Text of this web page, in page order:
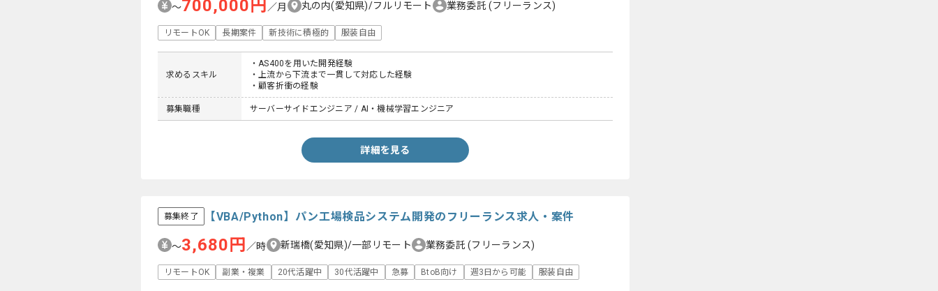
〜700,000円 ／月 丸の内(愛知県)/フルリモート 業務委託(フリーランス)
リモートOK 長期案件 新技術に積極的 服装自由
求めるスキル
・AS400を用いた開発経験
・上流から下流まで一貫して対応した経験
・顧客折衝の経験
募集職種 サーバーサイドエンジニア / AI・機械学習エンジニア
詳細を見る
募集終了 【VBA/Python】パン工場検品システム開発のフリーランス求人・案件
〜3,680円／時 新瑞橋(愛知県)/一部リモート 業務委託(フリーランス)
リモートOK 副業・複業 20代活躍中 30代活躍中 急募 BtoB向け 週3日から可能 服装自由